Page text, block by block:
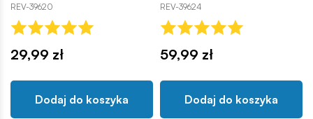
REV-39620
29,99 zł
Dodaj do koszyka
REV-39624
59,99 zł
Dodaj do koszyka